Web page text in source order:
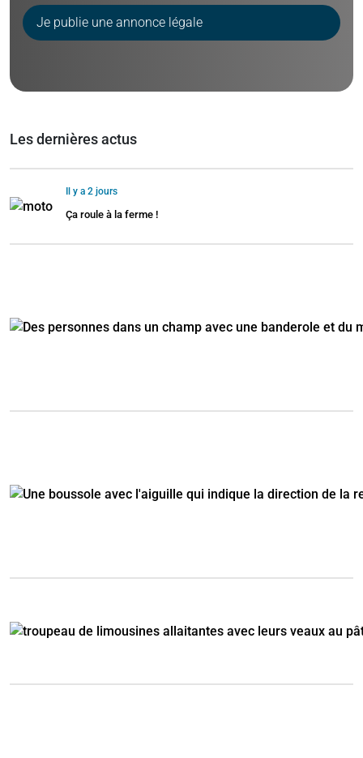
Je publie une annonce légale
Les dernières actus
Il y a 2 jours
Ça roule à la ferme !